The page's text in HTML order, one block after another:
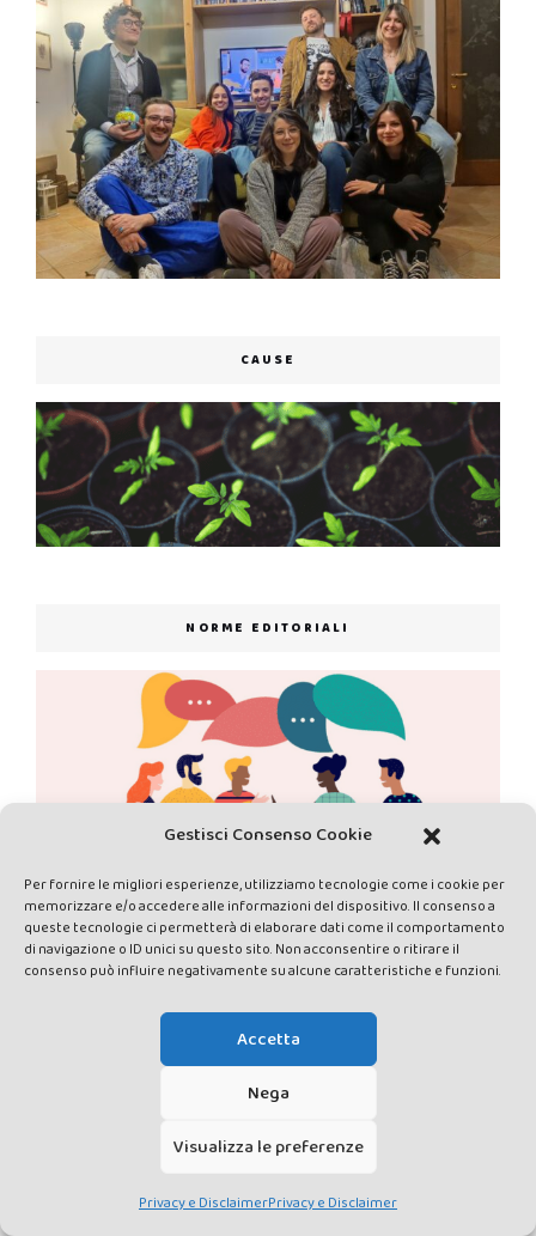
Gestisci Consenso Cookie
Per fornire le migliori esperienze, utilizziamo tecnologie come i cookie per
memorizzare e/o accedere alle informazioni del dispositivo. Il consenso a
queste tecnologie ci permetterà di elaborare dati come il comportamento
di navigazione o ID unici su questo sito. Non acconsentire o ritirare il
consenso può influire negativamente su alcune caratteristiche e funzioni.
Accetta
Nega
Visualizza le preferenze
Privacy e DisclaimerPrivacy e Disclaimer
CAUSE
NORME EDITORIALI
PRIVACY E DISCLAIMER DATI PERSONALI CONTATTACI
rights reserved - Testata registrata presso il Tribunale di Siena con
Cacace - E-mail: direzione@lavaldichiana.it - Editore: Valdichiana